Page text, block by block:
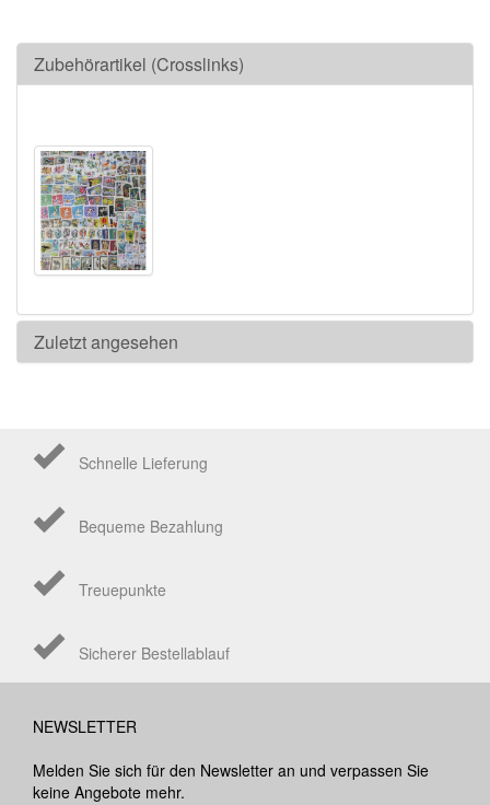
Zubehörartikel (Crosslinks)
Zuletzt angesehen
Schnelle Lieferung
Bequeme Bezahlung
Treuepunkte
Sicherer Bestellablauf
NEWSLETTER
Melden Sie sich für den Newsletter an und verpassen Sie
keine Angebote mehr.